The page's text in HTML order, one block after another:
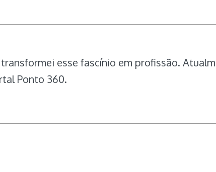
esse fascínio em profissão.
Ponto 360.